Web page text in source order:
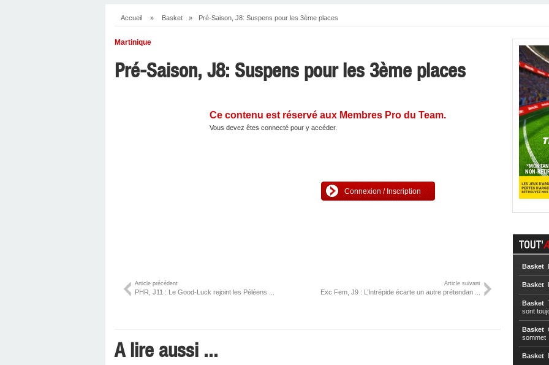
Accueil » Basket » Pré-Saison, J8: Suspens pour les 3ème places
Martinique
Pré-Saison, J8: Suspens pour les 3ème places
Ce contenu est réservé aux Membres Pro du Team.
Vous devez êtes connecté pour y accéder.
Connexion / Inscription
Article précédent
PHR, J11 : Le Good-Luck rejoint les Péléens ...
Article suivant
Exc Fem, J9 : L’Intrépide écarte un autre prétendan ...
A lire aussi ...
TOUT'
Basket
Basket
Basket
sont
Basket
sommet
Basket